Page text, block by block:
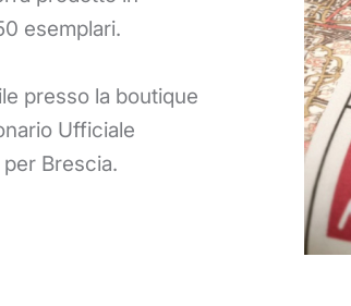
esemplari.
presso la boutique
Ufficiale
Brescia.